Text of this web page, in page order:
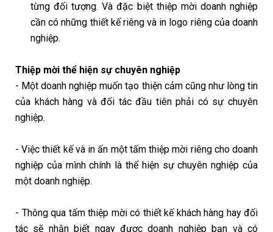
từng đối tượng. Và đặc biệt thiệp mời doanh nghiệp
cần có những thiết kế riêng và in logo riêng của doanh
nghiệp.
Thiệp mời thể hiện sự chuyên nghiệp
- Một doanh nghiệp muốn tạo thiện cảm cũng như lòng tin
của khách hàng và đối tác đầu tiên phải có sự chuyên
nghiệp.
- Việc thiết kế và in ấn một tấm thiệp mời riêng cho doanh
nghiệp của mình chính là thể hiện sự chuyên nghiệp của
một doanh nghiệp.
- Thông qua tấm thiệp mời có thiết kế khách hàng hay đối
tác sẽ nhận biết ngay được doanh nghiệp bạn và có